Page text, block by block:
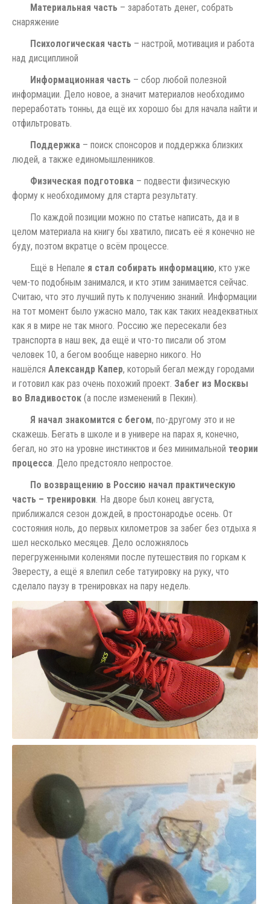
Материальная часть – заработать денег, собрать
снаряжение
Психологическая часть – настрой, мотивация и работа
над дисциплиной
Информационная часть – сбор любой полезной
информации. Дело новое, а значит материалов необходимо
переработать тонны, да ещё их хорошо бы для начала найти и
отфильтровать.
Поддержка – поиск спонсоров и поддержка близких
людей, а также единомышленников.
Физическая подготовка – подвести физическую
форму к необходимому для старта результату.
По каждой позиции можно по статье написать, да и в
целом материала на книгу бы хватило, писать её я конечно не
буду, поэтом вкратце о всём процессе.
Ещё в Непале я стал собирать информацию, кто уже
чем-то подобным занимался, и кто этим занимается сейчас.
Считаю, что это лучший путь к получению знаний. Информации
на тот момент было ужасно мало, так как таких неадекватных
как я в мире не так много. Россию же пересекали без
транспорта в наш век, да ещё и что-то писали об этом
человек 10, а бегом вообще наверно никого. Но
нашёлся Александр Капер, который бегал между городами
и готовил как раз очень похожий проект. Забег из Москвы
во Владивосток (а после изменений в Пекин).
Я начал знакомится с бегом, по-другому это и не
скажешь. Бегать в школе и в универе на парах я, конечно,
бегал, но это на уровне инстинктов и без минимальной теории
процесса . Дело предстояло непростое.
По возвращению в Россию начал практическую
часть – тренировки . На дворе был конец августа,
приближался сезон дождей, в простонародье осень. От
состояния ноль, до первых километров за забег без отдыха я
шел несколько месяцев. Дело осложнялось
перегруженными коленями после путешествия по горкам к
Эвересту, а ещё я влепил себе татуировку на руку, что
сделало паузу в тренировках на пару недель.